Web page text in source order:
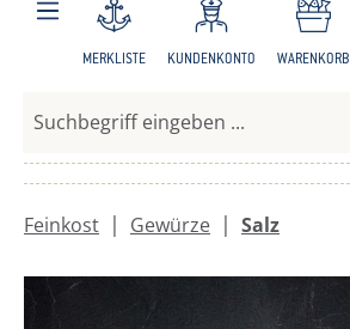
MERKLISTE KUNDENKONTO WARENKORB
Feinkost | Gewürze | Salz
Bildergalerie überspringen